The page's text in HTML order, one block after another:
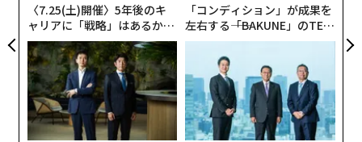
〈7.25(土)開催〉5年後のキ
ャリアに「戦略」はあるか。
トップエグゼクティブのキャ
リアに触れる1日│CAREER S
UMMIT 2026
「コンディション」が成果を
左右する――「BAKUNE」のTEN
TIALが支える「挑戦者の明